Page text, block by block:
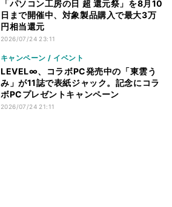
「パソコン工房の日 超 還元祭」を8月10
日まで開催中、対象製品購入で最大3万
円相当還元
2026/07/24 23:11
キャンペーン / イベント
LEVEL∞、コラボPC発売中の「東雲う
み」が11誌で表紙ジャック。記念にコラ
ボPCプレゼントキャンペーン
2026/07/24 21:11